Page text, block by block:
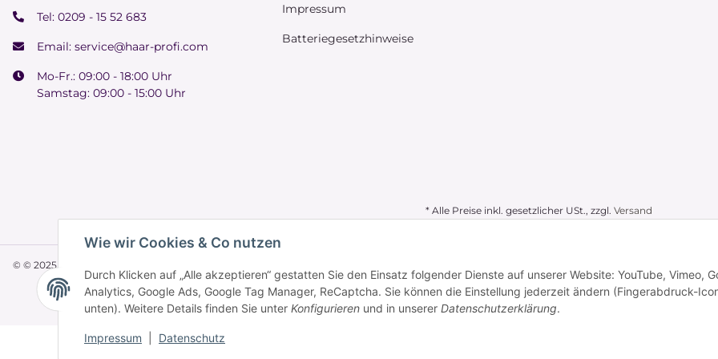
Wie wir Cookies & Co nutzen
Durch Klicken auf „Alle akzeptieren“ gestatten Sie den Einsatz folgender Dienste auf unserer Website: YouTube, Vimeo,
Analytics, Google Ads, Google Tag Manager, ReCaptcha. Sie können die Einstellung jederzeit ändern (Fingerabdruck-
unten). Weitere Details finden Sie unter Konfigurieren und in unserer Datenschutzerklärung.
Impressum Datenschutz
Tel: 0209 - 15 52 683
Email: service@haar-profi.com
Mo-Fr.: 09:00 - 18:00 Uhr
Samstag: 09:00 - 15:00 Uhr
Impressum
Batteriegesetzhinweise
* Alle Preise inkl. gesetzlicher USt., zzgl. Versand
© © 2025 HAAR PROFI – A brand of Novon Professional GmbH